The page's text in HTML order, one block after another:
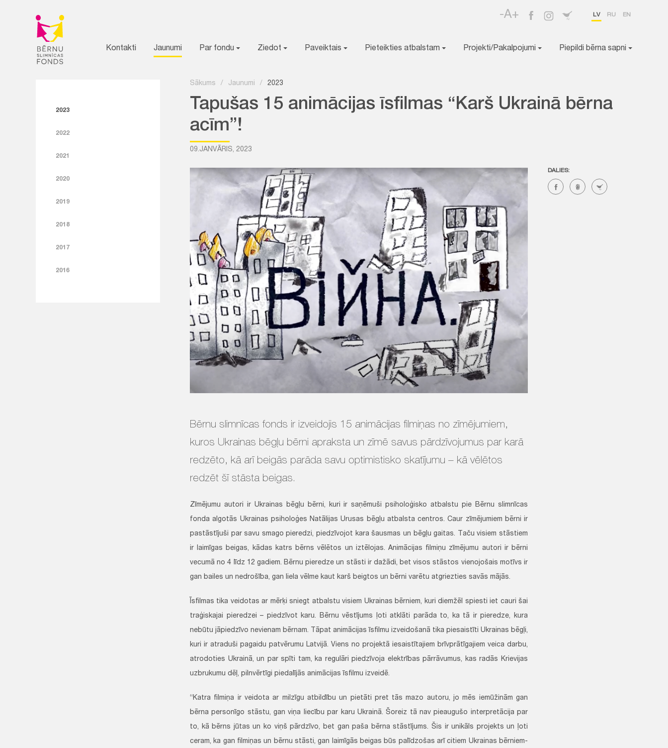
-A+ LV RU EN
Kontakti Jaunumi Par fondu Ziedot Paveiktais Pieteikties atbalstam Projekti/Pakalpojumi Piepildi bērna sapni
2023
2022
2021
2020
2019
2018
2017
2016
Sākums / Jaunumi / 2023
Tapušas 15 animācijas īsfilmas “Karš Ukrainā bērna
acīm”!
09.JANVĀRIS, 2023
DALIES:
Bērnu slimnīcas fonds ir izveidojis 15 animācijas filmiņas no zīmējumiem,
kuros Ukrainas bēgļu bērni apraksta un zīmē savus pārdzīvojumus par karā
redzēto, kā arī beigās parāda savu optimistisko skatījumu – kā vēlētos
redzēt šī stāsta beigas.
Zīmējumu autori ir Ukrainas bēgļu bērni, kuri ir saņēmuši psiholoģisko atbalstu pie Bērnu slimnīcas
fonda algotās Ukrainas psiholoģes Natālijas Urusas bēgļu atbalsta centros. Caur zīmējumiem bērni ir
pastāstījuši par savu smago pieredzi, piedzīvojot kara šausmas un bēgļu gaitas. Taču visiem stāstiem
ir laimīgas beigas, kādas katrs bērns vēlētos un iztēlojas. Animācijas filmiņu zīmējumu autori ir bērni
vecumā no 4 līdz 12 gadiem. Bērnu pieredze un stāsti ir dažādi, bet visos stāstos vienojošais motīvs ir
gan bailes un nedrošība, gan liela vēlme kaut karš beigtos un bērni varētu atgriezties savās mājās.
Īsfilmas tika veidotas ar mērķi sniegt atbalstu visiem Ukrainas bērniem, kuri diemžēl spiesti iet cauri šai
traģiskajai pieredzei – piedzīvot karu. Bērnu vēstījums ļoti atklāti parāda to, ka tā ir pieredze, kura
nebūtu jāpiedzīvo nevienam bērnam. Tāpat animācijas īsfilmu izveidošanā tika piesaistīti Ukrainas bēgļi,
kuri ir atraduši pagaidu patvērumu Latvijā. Viens no projektā iesaistītajiem brīvprātīgajiem veica darbu,
atrodoties Ukrainā, un par spīti tam, ka regulāri piedzīvoja elektrības pārrāvumus, kas radās Krievijas
uzbrukumu dēļ, pilnvērtīgi piedalījās animācijas īsfilmu izveidē.
“Katra filmiņa ir veidota ar milzīgu atbildību un pietāti pret tās mazo autoru, jo mēs iemūžinām gan
bērna personīgo stāstu, gan viņa liecību par karu Ukrainā. Šoreiz tā nav pieaugušo interpretācija par
to, kā bērns jūtas un ko viņš pārdzīvo, bet gan paša bērna stāstījums. Šis ir unikāls projekts un ļoti
ceram, ka gan filmiņas un bērnu stāsti, gan laimīgās beigas būs palīdzošas arī citiem Ukrainas bērniem-